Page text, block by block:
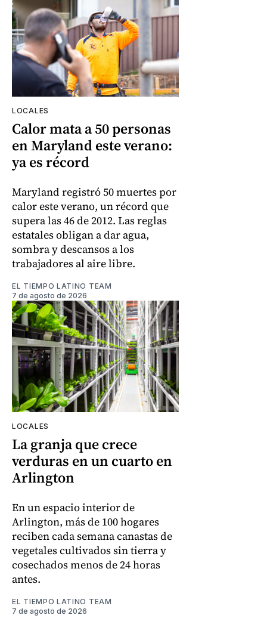
LOCALES
Calor mata a 50 personas
en Maryland este verano:
ya es récord
Maryland registró 50 muertes por
calor este verano, un récord que
supera las 46 de 2012. Las reglas
estatales obligan a dar agua,
sombra y descansos a los
trabajadores al aire libre.
EL TIEMPO LATINO TEAM
7 de agosto de 2026
LOCALES
La granja que crece
verduras en un cuarto en
Arlington
En un espacio interior de
Arlington, más de 100 hogares
reciben cada semana canastas de
vegetales cultivados sin tierra y
cosechados menos de 24 horas
antes.
EL TIEMPO LATINO TEAM
7 de agosto de 2026